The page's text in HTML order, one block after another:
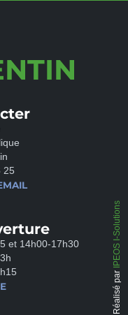
25
et 14h00-17h30
Réalisé par
IPEOS I-Solutions